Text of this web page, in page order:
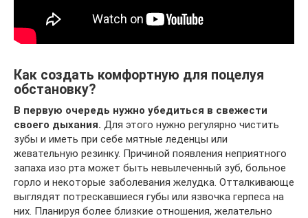
Как создать комфортную для поцелуя
обстановку?
В первую очередь нужно убедиться в свежести
своего дыхания. Для этого нужно регулярно чистить
зубы и иметь при себе мятные леденцы или
жевательную резинку. Причиной появления неприятного
запаха изо рта может быть невылеченный зуб, больное
горло и некоторые заболевания желудка. Отталкивающе
выглядят потрескавшиеся губы или язвочка герпеса на
них. Планируя более близкие отношения, желательно